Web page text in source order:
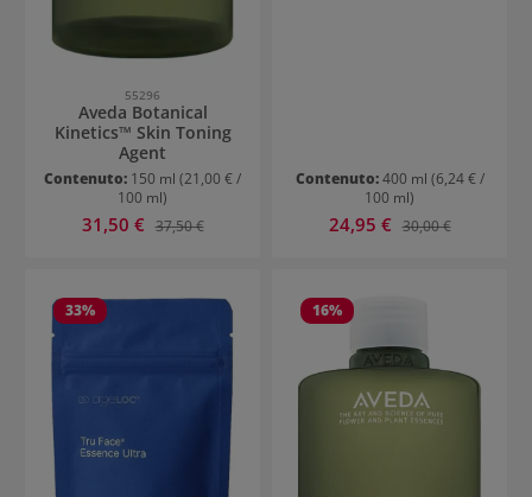
55296
Aveda Botanical
Kinetics™ Skin Toning
Agent
Contenuto: 150 ml (21,00 € /
100 ml)
Prezzo di vendita:
31,50 € Prezzo normale:
37,50 €
Contenuto:400 ml (6,24 € /
100 ml)
Prezzo di vendita:
24,95 € Prezzo normale:
30,00 €
33% 16%